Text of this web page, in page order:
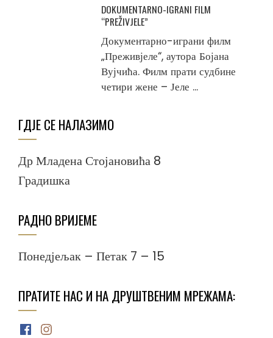
DOKUMENTARNO-IGRANI FILM
“PREŽIVJELE”
Документарно-играни филм
„Преживјеле“, аутора Бојана
Вујчића. Филм прати судбине
четири жене – Јеле ...
ГДЈЕ СЕ НАЛАЗИМО
Др Младена Стојановића 8
Градишка
РАДНО ВРИЈЕМЕ
Понедјељак – Петак 7 – 15
ПРАТИТЕ НАС И НА ДРУШТВЕНИМ МРЕЖАМА:
Facebook
Instagram